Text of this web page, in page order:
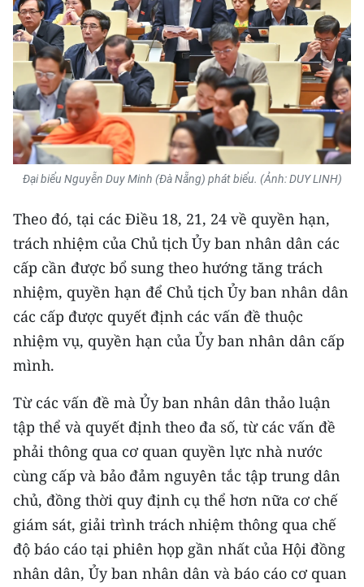
Media Thể thao
Media Giáo dục
Media Y tế
Media Khoa học - Công nghệ
Media Môi trường
Infographic
TIN MỚI
TIN ĐỊA PHƯƠNG
Trung du và miền núi phía Bắc
Đồng bằng sông Hồng
Bắc Trung Bộ
Duyên hải Nam Trung Bộ và Tây
Nguyên
Đông Nam Bộ
Đồng bằng sông Cửu Long
Đại biểu Nguyễn Duy Minh (Đà Nẵng) phát biểu. (Ảnh: DUY LINH)
Theo đó, tại các Điều 18, 21, 24 về quyền hạn,
trách nhiệm của Chủ tịch Ủy ban nhân dân các
cấp cần được bổ sung theo hướng tăng trách
nhiệm, quyền hạn để Chủ tịch Ủy ban nhân dân
các cấp được quyết định các vấn đề thuộc
nhiệm vụ, quyền hạn của Ủy ban nhân dân cấp
mình.
Từ các vấn đề mà Ủy ban nhân dân thảo luận
tập thể và quyết định theo đa số, từ các vấn đề
phải thông qua cơ quan quyền lực nhà nước
cùng cấp và bảo đảm nguyên tắc tập trung dân
chủ, đồng thời quy định cụ thể hơn nữa cơ chế
giám sát, giải trình trách nhiệm thông qua chế
độ báo cáo tại phiên họp gần nhất của Hội đồng
nhân dân, Ủy ban nhân dân và báo cáo cơ quan